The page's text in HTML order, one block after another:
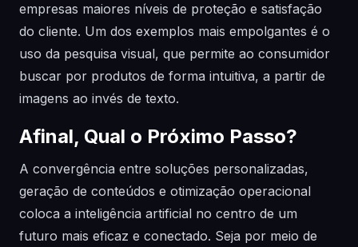
empresas maiores níveis de proteção e satisfação
do cliente. Um dos exemplos mais empolgantes é o
uso da pesquisa visual, que permite ao consumidor
buscar por produtos de forma intuitiva, a partir de
imagens ao invés de texto.
Afinal, Qual o Próximo Passo?
A convergência entre soluções personalizadas,
geração de conteúdos e otimização operacional
coloca a inteligência artificial no centro de um
futuro mais eficaz e conectado. Seja por meio de